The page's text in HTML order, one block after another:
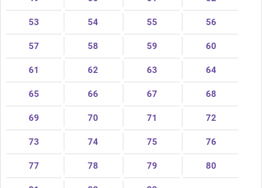
53 54 55 56
57 58 59 60
61 62 63 64
65 66 67 68
69 70 71 72
73 74 75 76
77 78 79 80